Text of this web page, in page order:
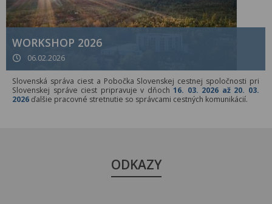
WORKSHOP 2026
06.02.2026
Slovenská správa ciest a Pobočka Slovenskej cestnej spoločnosti pri
Slovenskej správe ciest pripravuje v dňoch16. 03. 2026 až 20. 03.
2026ďalšie pracovné stretnutie so správcami cestných komunikácií.
ODKAZY